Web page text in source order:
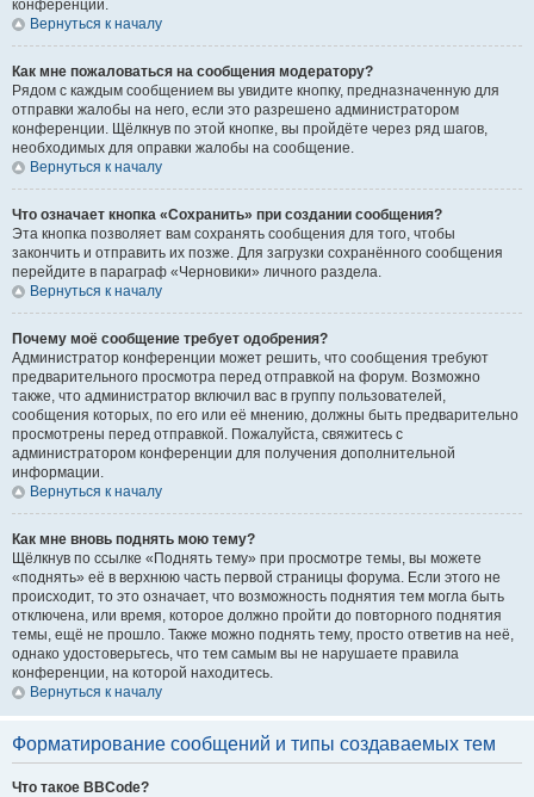
конференции.
Вернуться к началу
Как мне пожаловаться на сообщения модератору?
Рядом с каждым сообщением вы увидите кнопку, предназначенную для
отправки жалобы на него, если это разрешено администратором
конференции. Щёлкнув по этой кнопке, вы пройдёте через ряд шагов,
необходимых для оправки жалобы на сообщение.
Вернуться к началу
Что означает кнопка «Сохранить» при создании сообщения?
Эта кнопка позволяет вам сохранять сообщения для того, чтобы
закончить и отправить их позже. Для загрузки сохранённого сообщения
перейдите в параграф «Черновики» личного раздела.
Вернуться к началу
Почему моё сообщение требует одобрения?
Администратор конференции может решить, что сообщения требуют
предварительного просмотра перед отправкой на форум. Возможно
также, что администратор включил вас в группу пользователей,
сообщения которых, по его или её мнению, должны быть предварительно
просмотрены перед отправкой. Пожалуйста, свяжитесь с
администратором конференции для получения дополнительной
информации.
Вернуться к началу
Как мне вновь поднять мою тему?
Щёлкнув по ссылке «Поднять тему» при просмотре темы, вы можете
«поднять» её в верхнюю часть первой страницы форума. Если этого не
происходит, то это означает, что возможность поднятия тем могла быть
отключена, или время, которое должно пройти до повторного поднятия
темы, ещё не прошло. Также можно поднять тему, просто ответив на неё,
однако удостоверьтесь, что тем самым вы не нарушаете правила
конференции, на которой находитесь.
Вернуться к началу
Форматирование сообщений и типы создаваемых тем
Что такое BBCode?